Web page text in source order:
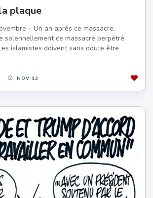
plaque
– Un an après ce massacre,
solennellement ce massacre perpétré
islamistes doivent sans doute être
NOV 13